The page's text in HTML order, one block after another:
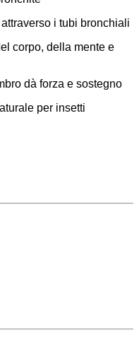
i tubi bronchiali
corpo, della mente e
dà forza e sostegno
per insetti